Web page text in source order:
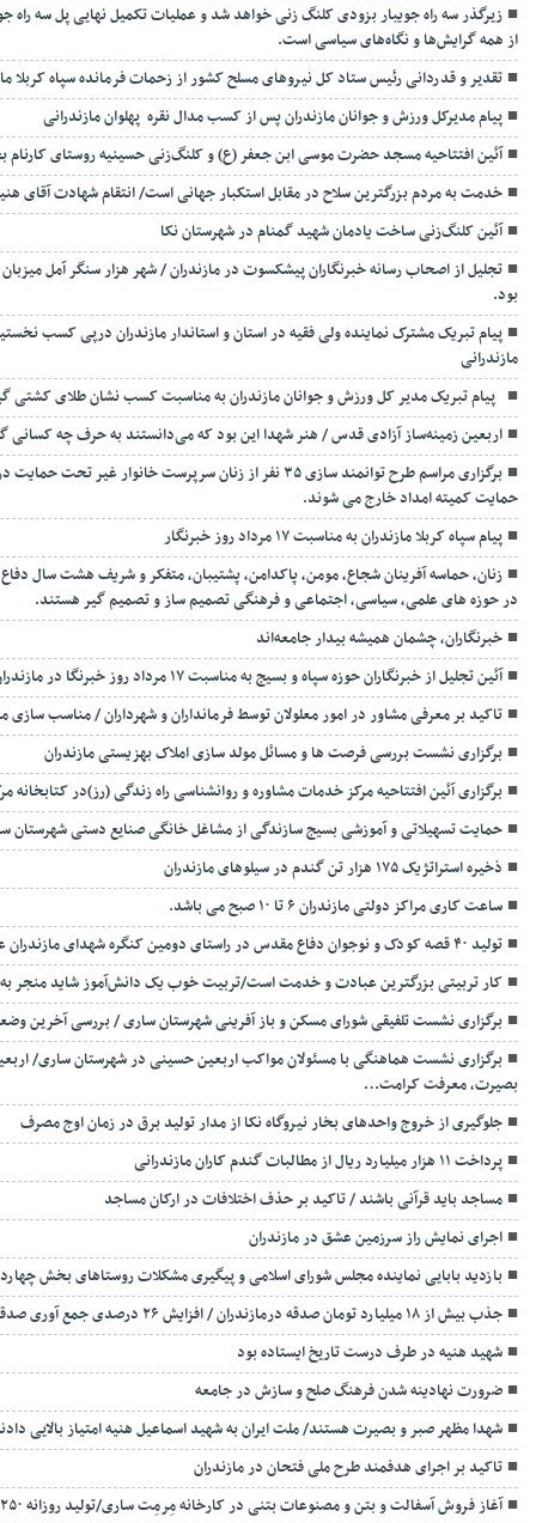
زیرگذر سه راه جویبار بزودی کلنگ زنی خواهد شد و عملیات تکمیل نهایی پل سه
از همه گرایش‌ها و نگاه‌های سیاسی است.
تقدیر و قدردانی رئیس ستاد کل نیرو‌های مسلح کشور از زحمات فرمانده سپاه کربلا
پیام مدیرکل ورزش و جوانان مازندران پس از کسب مدال نقره پهلوان مازندرانی
آئین افتتاحیه مسجد حضرت موسی ابن جعفر (ع) و کلنگ‌زنی حسینیه روستای کارنام
خدمت به مردم بزرگترین سلاح در مقابل استکبار جهانی است/ انتقام شهادت آقای
آئین کلنگ‌زنی ساخت یادمان شهید گمنام در شهرستان نکا
بود.
پیام تبریک مشترک نماینده ولی فقیه در استان و استاندار مازندران درپی کسب
مازندرانی
پیام تبریک مدیر کل ورزش و جوانان مازندران به مناسبت کسب نشان طلای کشتی
اربعین زمینه‌ساز آزادی قدس / هنر شهدا این بود که می‌دانستند به حرف چه
برگزاری مراسم طرح توانمند سازی ۳۵ نفر از زنان سرپرست
حمایت کمیته امداد خارج می شوند.
پیام سپاه کربلا مازندران به مناسبت ۱۷ مرداد روز خبرنگار
زنان، حماسه آفرینان شجاع، مومن، پاکدامن، پشتیبان، متفکر و شریف هشت سال
در حوزه های علمی، سیاسی، اجتماعی و فرهنگی تصمیم ساز و تصمیم گیر هستند.
خبرنگاران، چشمان همیشه بیدار جامعه‌اند
آئین تجلیل از خبرنگاران حوزه سپاه و بسیج به مناسبت ۱۷ مرداد روز خبرنگا در مازندران
تاکید بر معرفی مشاور در امور معلولان توسط فرمانداران و شهرداران / مناسب سازی
برگزاری نشست بررسی فرصت ها و مسائل مولد سازی املاک بهزیستی مازندران
برگزاری آئین افتتاحیه مرکز خدمات مشاوره و روانشناسی راه زندگی (رز)در کتابخانه
حمایت تسهیلاتی و آموزشی بسیج سازندگی از مشاغل خانگی صنایع دستی شهرستان
ذخیره استراتژیک ۱۷۵ هزار تن گندم در سیلوهای مازندران
ساعت کاری مراکز دولتی مازندران ۶ تا ۱۰ صبح می باشد.
تولید ۴۰ قصه کودک و نوجوان دفاع مقدس در راستای دومین کنگره شهدای مازندران علویان خط شکن در مازندران
کار تربیتی بزرگترین عبادت و خدمت است/تربیت خوب یک دانش‌آموز شاید منجر
برگزاری ‌نشست تلفیقی شورای مسکن و باز آفرینی شهرستان ساری / بررسی آخرین
برگزاری نشست هماهنگی با مسئولان مواکب اربعین حسینی در شهرستان ساری/
بصیرت، معرفت کرامت…
جلوگیری از خروج واحدهای بخار نیروگاه نکا از مدار تولید برق در زمان اوج مصرف
پرداخت ۱۱ هزار میلیارد ریال از مطالبات گندم کاران مازندرانی
مساجد باید قرآنی باشند / تاکید بر حذف اختلافات در ارکان مساجد
اجرای نمایش راز سرزمین عشق در مازندران
بازدید بابایی نماینده مجلس شورای اسلامی و پیگیری مشکلات روستاهای بخش چهاردانگه ساری/ برگزاری
جذب بیش از ۱۸ میلیارد تومان صدقه درمازندران / افزایش ۲۶ درصدی جمع آوری صدقه
شهید هنیه در طرف درست تاریخ ایستاده بود
ضرورت نهادینه شدن فرهنگ صلح و سازش در جامعه
شهدا مظهر صبر و بصیرت هستند/ ملت ایران به شهید اسماعیل هنیه امتیاز بالایی
تاکید بر اجرای هدفمند طرح ملی فتحان در مازندران
آغاز فروش آسفالت و بتن و مصنوعات بتنی در کارخانه مِرمِت ساری/تولید روزانه ۲۵۰ تن آسفالت